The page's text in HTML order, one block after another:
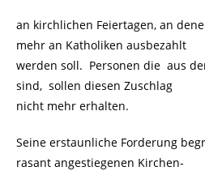
an kirchlichen Feiertagen, an
mehr an Katholiken ausbezahlt
werden soll. Personen die aus
sind, sollen diesen Zuschlag
nicht mehr erhalten.
Seine erstaunliche Forderung
rasant angestiegenen Kirchen-